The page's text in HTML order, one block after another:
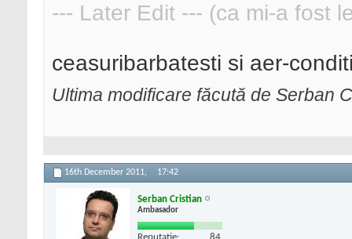
--- Later Edit --- (ca mi-a fost
ceasuribarbatesti si aer-
Ultima modificare făcută de Serban
16th December 2011, 17:42
Serban Cristian
Ambasador
Reputatie: 84